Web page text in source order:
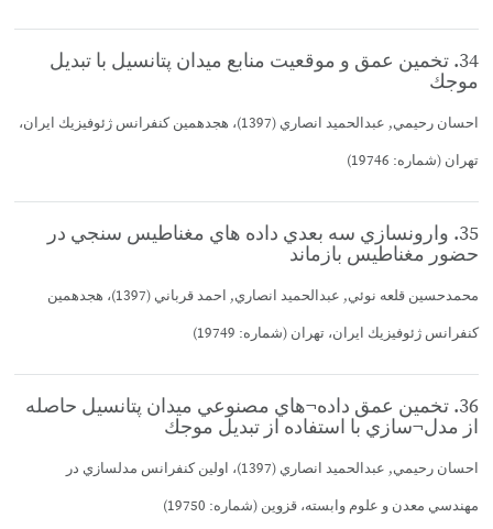
34. تخمين عمق و موقعيت منابع ميدان پتانسيل با تبديل
موجك
احسان رحيمي, عبدالحميد انصاري (1397)، هجدهمين كنفرانس ژئوفيزيك ايران،
تهران (شماره: 19746)
35. وارونسازي سه بعدي داده هاي مغناطيس سنجي در
حضور مغناطيس بازماند
محمدحسين قلعه نوئي, عبدالحميد انصاري, احمد قرباني (1397)، هجدهمين
كنفرانس ژئوفيزيك ايران، تهران (شماره: 19749)
36. تخمين عمق داده¬هاي مصنوعي ميدان پتانسيل حاصله
از مدل¬سازي با استفاده از تبديل موجك
احسان رحيمي, عبدالحميد انصاري (1397)، اولين كنفرانس مدلسازي در
مهندسي معدن و علوم وابسته، قزوين (شماره: 19750)